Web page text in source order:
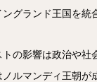
グランド王国を統
トの影響は政治や社
ルマンディ王朝が